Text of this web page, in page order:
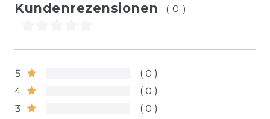
Kundenrezensionen (0)
5
0
4
0
3
0